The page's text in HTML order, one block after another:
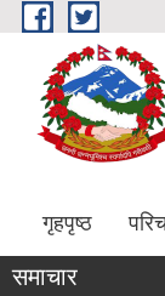
Skip to main content
गृहपृष्ठ
समाचार